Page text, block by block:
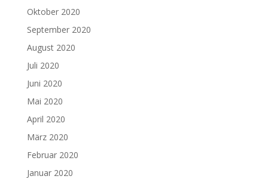
Oktober 2020
September 2020
August 2020
Juli 2020
Juni 2020
Mai 2020
April 2020
März 2020
Februar 2020
Januar 2020